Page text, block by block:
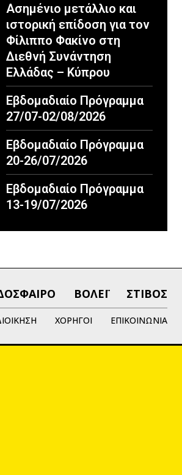
Ασημένιο μετάλλιο και
ιστορική επίδοση για τον
Φίλιππο Φακίνο στη
Διεθνή Συνάντηση
Ελλάδας – Κύπρου
Εβδομαδιαίο Πρόγραμμα
27/07-02/08/2026
Εβδομαδιαίο Πρόγραμμα
20-26/07/2026
Εβδομαδιαίο Πρόγραμμα
13-19/07/2026
ΒΟΛΕΪ ΣΤΙΒΟΣ
ΧΟΡΗΓΟΙ ΕΠΙΚΟΙΝΩΝΙΑ